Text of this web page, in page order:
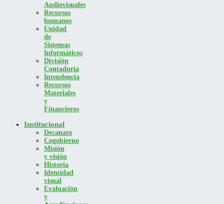
Audiovisuales
Recursos
humanos
Unidad
de
Sistemas
Informáticos
División
Contaduría
Intendencia
Recursos
Materiales
y
Financieros
Institucional
Decanato
Cogobierno
Misión
y visión
Historia
Identidad
visual
Evaluación
y